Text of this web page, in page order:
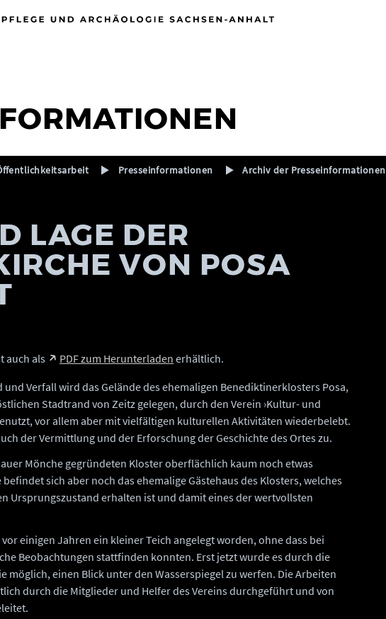
Presseinformationen Archiv der Presseinformationen
LAGE DER
VON POSA
auch als PDF zum Herunterladen erhältlich.
Verfall wird das Gelände des ehemaligen Benediktinerklosters Posa,
Stadtrand von Zeitz gelegen, durch den Verein ›Kultur- und
vor allem aber mit vielfältigen kulturellen Aktivitäten wiederbelebt.
der Vermittlung und der Erforschung der Geschichte des Ortes zu.
Mönche gegründeten Kloster oberflächlich kaum noch etwas
sich aber noch das ehemalige Gästehaus des Klosters, welches
Ursprungszustand erhalten ist und damit eines der wertvollsten
einigen Jahren ein kleiner Teich angelegt worden, ohne dass bei
Beobachtungen stattfinden konnten. Erst jetzt wurde es durch die
möglich, einen Blick unter den Wasserspiegel zu werfen. Die Arbeiten
durch die Mitglieder und Helfer des Vereins durchgeführt und von